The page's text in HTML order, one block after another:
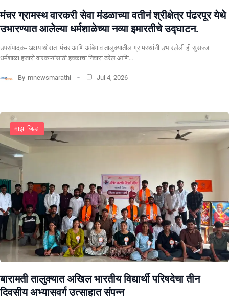
मंचर ग्रामस्थ वारकरी सेवा मंडळाच्या वतीनं श्रीक्षेत्र पंढरपूर येथे
उभारण्यात आलेल्या धर्मशाळेच्या नव्या इमारतीचे उद्घाटन.
उपसंपादक- अक्षय थोरात मंचर आणि आंबेगाव तालुक्यातील ग्रामस्थांनी उभारलेली ही सुसज्ज
धर्मशाळा हजारो वारकऱ्यांसाठी हक्काचा निवारा ठरेल आणि…
By mnewsmarathi Jul 4, 2026
माझा जिल्हा
बारामती तालुक्यात अखिल भारतीय विद्यार्थी परिषदेचा तीन
दिवसीय अभ्यासवर्ग उत्साहात संपन्न